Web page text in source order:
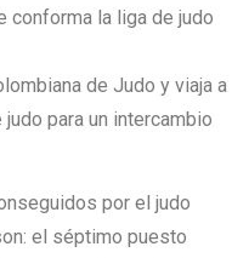
conforma la liga de judo
de Judo y viaja a
para un intercambio
por el judo
el séptimo puesto